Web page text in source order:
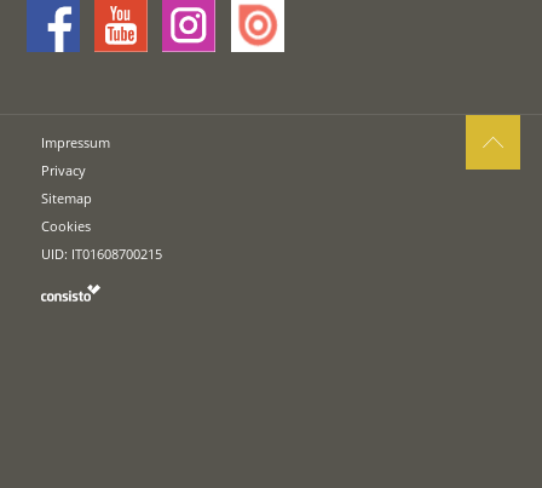
Impressum
Privacy
Sitemap
Cookies
UID: IT01608700215